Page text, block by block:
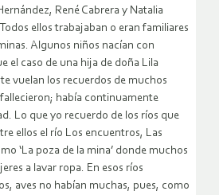
René Cabrera y Natalia
ellos trabajaban o eran familiares
Algunos niños nacían con
el caso de una hija de doña Lila
vuelan los recuerdos de muchos
había continuamente
Lo que yo recuerdo de los ríos que
ellos el río Los encuentros, Las
‘La poza de la mina’ donde muchos
a lavar ropa. En esos ríos
aves no habían muchas, pues, como